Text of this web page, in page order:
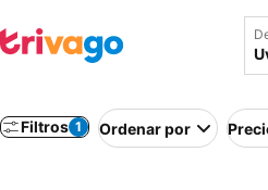
Filtros 1 Ordenar por